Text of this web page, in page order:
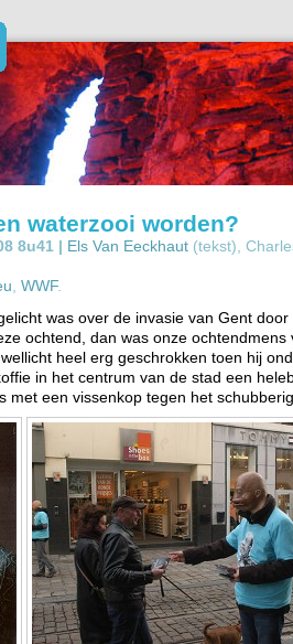
waterzooi worden?
8u41 | Els Van Eeckhaut (tekst),
WWF.
was over de invasie van Gent
ochtend, dan was onze ochtendmens
wellicht heel erg geschrokken toen hij
in het centrum van de stad een
met een vissenkop tegen het